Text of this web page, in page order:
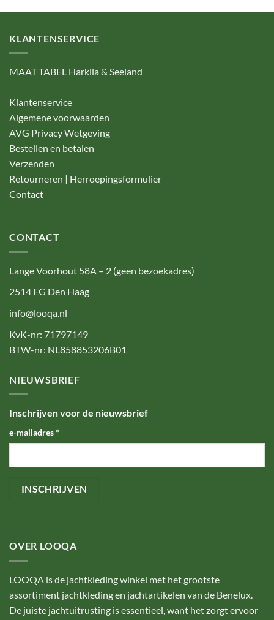
KLANTENSERVICE
MAAT TABEL Harkila & Seeland
Klantenservice
Algemene voorwaarden
AVG Privacy Wetgeving
Bestellen en betalen
Verzenden
Retourneren | Herroepingsformulier
Contact
CONTACT
Lange Voorhout 58A – 2 (geen bezoekadres)
2514 EG Den Haag
info@looqa.nl
KvK-nr: 71797149
BTW-nr: NL858853206B01
NIEUWSBRIEF
Inschrijven voor de nieuwsbrief
e-mailadres*
OVER LOOQA
LOOQA is de jachtkleding winkel met het grootste
assortiment jachtkleding en jachtartikelen van de Benelux.
De juiste jachtuitrusting is essentieel, want het zorgt ervoor